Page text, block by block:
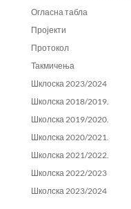
Огласна табла
Пројекти
Протокол
Такмичења
Шклоска 2023/2024
Школска 2018/2019.
Школска 2019/2020.
Школска 2020/2021.
Школска 2021/2022.
Школска 2022/2023
Школска 2023/2024